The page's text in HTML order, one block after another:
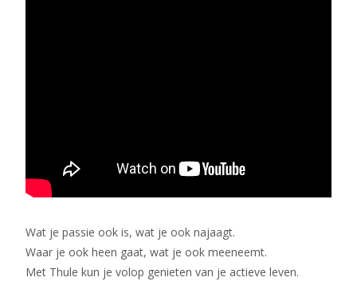
Wat je passie ook is, wat je ook najaagt.
Waar je ook heen gaat, wat je ook meeneemt.
Met Thule kun je volop genieten van je actieve leven.